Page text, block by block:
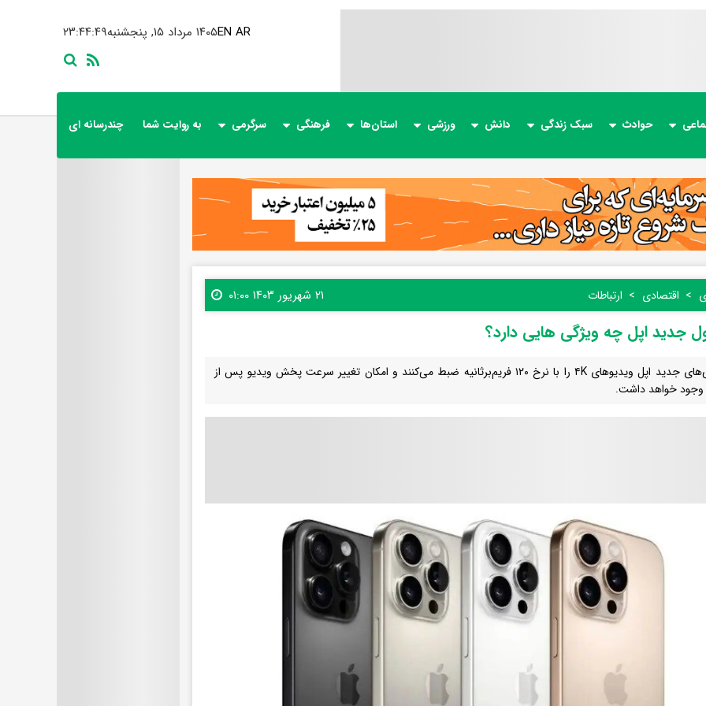
۲۳:۴۴:۵۰ ۱۴۰۵ مرداد ۱۵, پنجشنبهEN AR
حوادث سبک زندگی دانش ورزشی استان‌ها فرهنگی سرگرمی به روایت شما چندرسانه ای
اقتصادی ارتباطات ۲۱ شهریور ۱۴۰۳ ۰۱:۰۰
جدید اپل چه ویژگی هایی دارد؟
گوشی‌های جدید اپل ویدیو‌های ۴K را با نرخ ۱۲۰ فریم‌برثانیه ضبط می‌کنند و امکان تغییر سرعت پخش ویدیو پس از
خواهد داشت.